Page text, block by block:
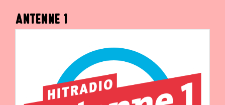
ANTENNE 1